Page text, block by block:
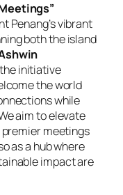
Penang’s vibrant
both the island
initiative
the world
while
aim to elevate
premier meetings
as a hub where
impact are